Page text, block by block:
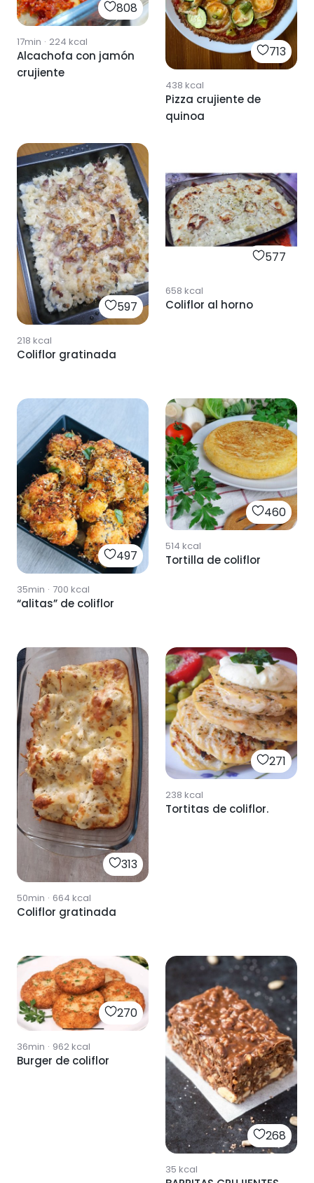
808
17min · 224 kcal
Alcachofa con jamón
crujiente
713
438 kcal
Pizza crujiente de
quinoa
597
218 kcal
Coliflor gratinada
577
658 kcal
Coliflor al horno
497
35min · 700 kcal
“alitas” de coliflor
460
514 kcal
Tortilla de coliflor
313
50min · 664 kcal
Coliflor gratinada
271
238 kcal
Tortitas de coliflor.
270
36min · 962kcal
Burger de coliflor
268
35 kcal